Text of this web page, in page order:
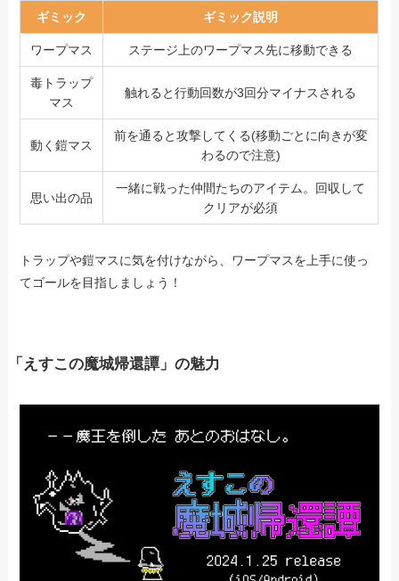
ギミック ギミック説明
ワープマス ステージ上のワープマス先に移動できる
毒トラップ
マス
触れると行動回数が3回分マイナスされる
動く鎧マス
前を通ると攻撃してくる(移動ごとに向きが変
わるので注意)
思い出の品
一緒に戦った仲間たちのアイテム。回収して
クリアが必須
トラップや鎧マスに気を付けながら、ワープマスを上手に使っ
てゴールを目指しましょう！
「えすこの魔城帰還譚」の魅力